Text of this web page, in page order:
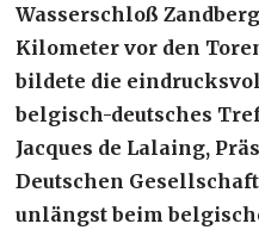
Wasserschloß
Kilometer vor den
bildete die
belgisch-deutsches
Jacques de Lalaing,
Deutschen
unlängst beim